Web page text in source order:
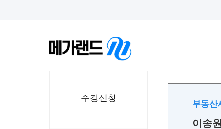
수강신청
부동산
이송